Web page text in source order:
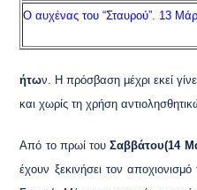
Ο αυχένας του “Σταυρού”. 13
ήτων. Η πρόσβαση μέχρι εκεί
και χωρίς τη χρήση
Από το πρωί τουΣαββάτου(14
έχουν ξεκινήσει τον